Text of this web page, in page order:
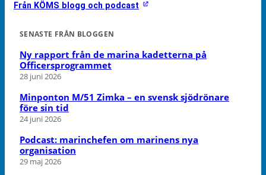
Från KÖMS blogg och podcast
SENASTE FRÅN BLOGGEN
Ny rapport från de marina kadetterna på
Officersprogrammet
28 juni 2026
Minponton M/51 Zimka – en svensk sjödrönare
före sin tid
24 juni 2026
Podcast: marinchefen om marinens nya
organisation
29 maj 2026